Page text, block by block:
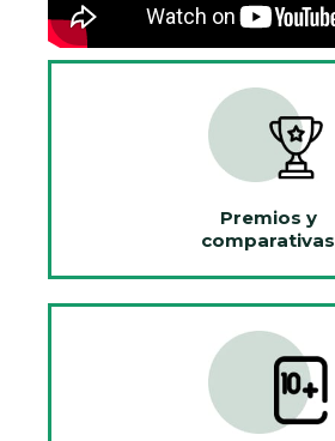
Premios y
comparativas